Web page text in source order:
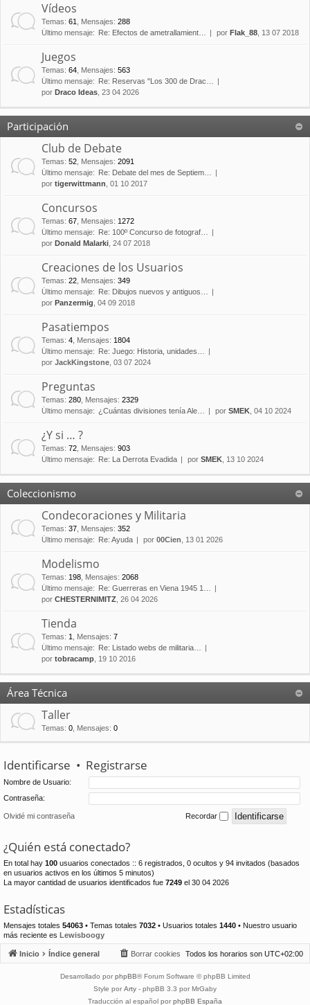
Vídeos
Temas: 61 Mensajes: 288
Último mensaje:
Re: Efectos de ametrallamient… por Flak_88 , 13 07 2018
Juegos
Temas: 64 Mensajes: 563
Último mensaje:
Re: Reservas "Los 300 de Drac…
por Draco Ideas , 23 04 2026
Participación
Club de Debate
Temas: 52 Mensajes: 2091
Último mensaje:
Re: Debate del mes de Septiem…
por tigerwittmann , 01 10 2017
Concursos
Temas: 67 Mensajes: 1272
Último mensaje:
Re: 100º Concurso de fotograf…
por Donald Malarki , 24 07 2018
Creaciones de los Usuarios
Temas: 22 Mensajes: 349
Último mensaje:
Re: Dibujos nuevos y antiguos…
por Panzermig , 04 09 2018
Pasatiempos
Temas: 4 Mensajes: 1804
Último mensaje:
Re: Juego: Historia, unidades…
por JackKingstone , 03 07 2024
Preguntas
Temas: 280 Mensajes: 2329
Último mensaje: ¿Cuántas divisiones tenía Ale… por SMEK , 04 10 2024
¿Y si … ?
Temas: 72 Mensajes: 903
Último mensaje:
Re: La Derrota Evadida por SMEK , 13 10 2024
Coleccionismo
Condecoraciones y Militaria
Temas: 37 Mensajes: 352
Último mensaje:
Re: Ayuda por 00Cien , 13 01 2026
Modelismo
Temas: 198 Mensajes: 2068
Último mensaje:
Re: Guerreras en Viena 1945 1…
por CHESTERNIMITZ , 26 04 2026
Tienda
Temas: 1 Mensajes: 7
Último mensaje:
Re: Listado webs de militaria…
por tobracamp , 19 10 2016
Área Técnica
Taller
Temas: 0 Mensajes: 0
Identificarse • Registrarse
Nombre de Usuario:
Contraseña:
Olvidé mi contraseña Recordar
¿Quién está conectado?
En total hay 100 usuarios conectados :: 6 registrados, 0 ocultos y 94 invitados (basados
en usuarios activos en los últimos 5 minutos)
La mayor cantidad de usuarios identificados fue 7249 el 30 04 2026
Estadísticas
Mensajes totales 54063 • Temas totales 7032 • Usuarios totales 1440 • Nuestro usuario
más reciente es Lewisboogy
Inicio Índice general Todos los horarios son UTC+02:00
Borrar cookies
Desarrollado por phpBB® Forum Software © phpBB Limited
Style por Arty - phpBB 3.3 por MrGaby
Traducción al español por phpBB España